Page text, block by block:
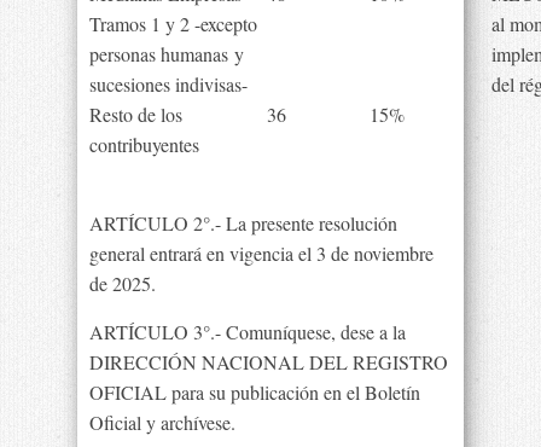
al
del
Tramos 1 y 2 -excepto
personas humanas y
sucesiones indivisas-
Resto de los
contribuyentes
36 15%
ARTÍCULO 2°.- La presente resolución
general entrará en vigencia el 3 de noviembre
de 2025.
ARTÍCULO 3°.- Comuníquese, dese a la
DIRECCIÓN NACIONAL DEL REGISTRO
OFICIAL para su publicación en el Boletín
Oficial y archívese.